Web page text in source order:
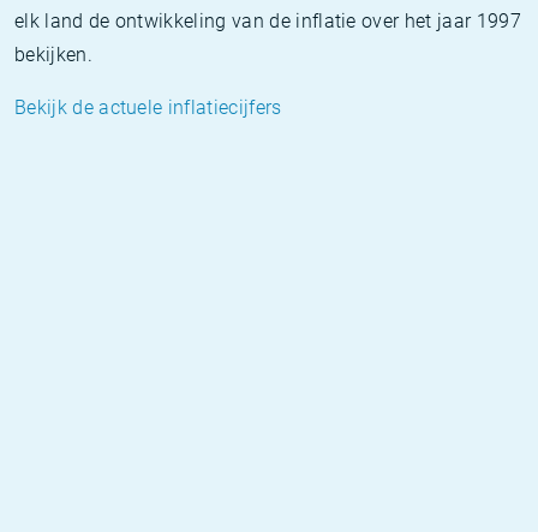
elk land de ontwikkeling van de inflatie over het jaar 1997
bekijken.
Bekijk de actuele inflatiecijfers